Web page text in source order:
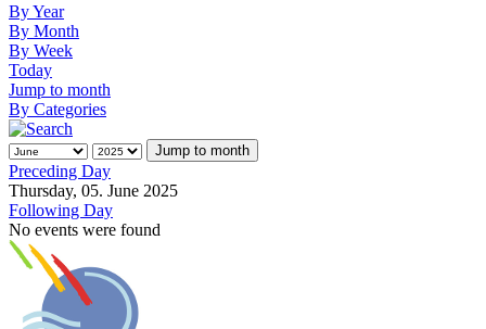
By Year
By Month
By Week
Today
Jump to month
By Categories
Jump to month
Preceding Day
Thursday, 05. June 2025
Following Day
No events were found